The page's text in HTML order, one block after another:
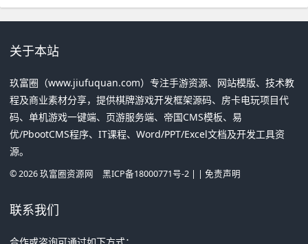
关于本站
玖富圈（www.jiufuquan.com）专注手游资源、网站模版、技术教
程及商业素材分享，提供棋牌游戏开发框架源码、房卡电玩项目代
码、单机游戏一键端、页游服务端、帝国CMS模板、易
优/PbootCMS程序、IT课程、Word/PPT/Excel文档及开发工具资
源。
©2026玖富圈资源网 黑ICP备18000771号-2| | 免责声明
联系我们